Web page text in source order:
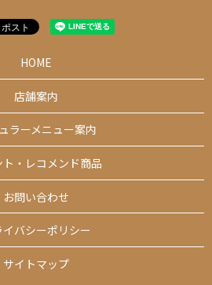
HOME
店舗案内
ラーメニュー案内
ト・レコメンド商品
お問い合わせ
イバシーポリシー
サイトマップ